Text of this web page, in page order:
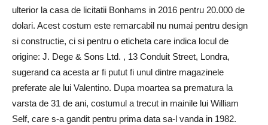
ulterior la casa de licitatii Bonhams in 2016 pentru 20.000 de
dolari. Acest costum este remarcabil nu numai pentru design
si constructie, ci si pentru o eticheta care indica locul de
origine: J. Dege & Sons Ltd. , 13 Conduit Street, Londra,
sugerand ca acesta ar fi putut fi unul dintre magazinele
preferate ale lui Valentino. Dupa moartea sa prematura la
varsta de 31 de ani, costumul a trecut in mainile lui William
Self, care s-a gandit pentru prima data sa-l vanda in 1982.